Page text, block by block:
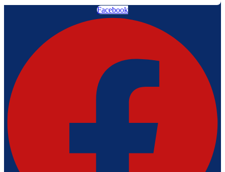
Facebook